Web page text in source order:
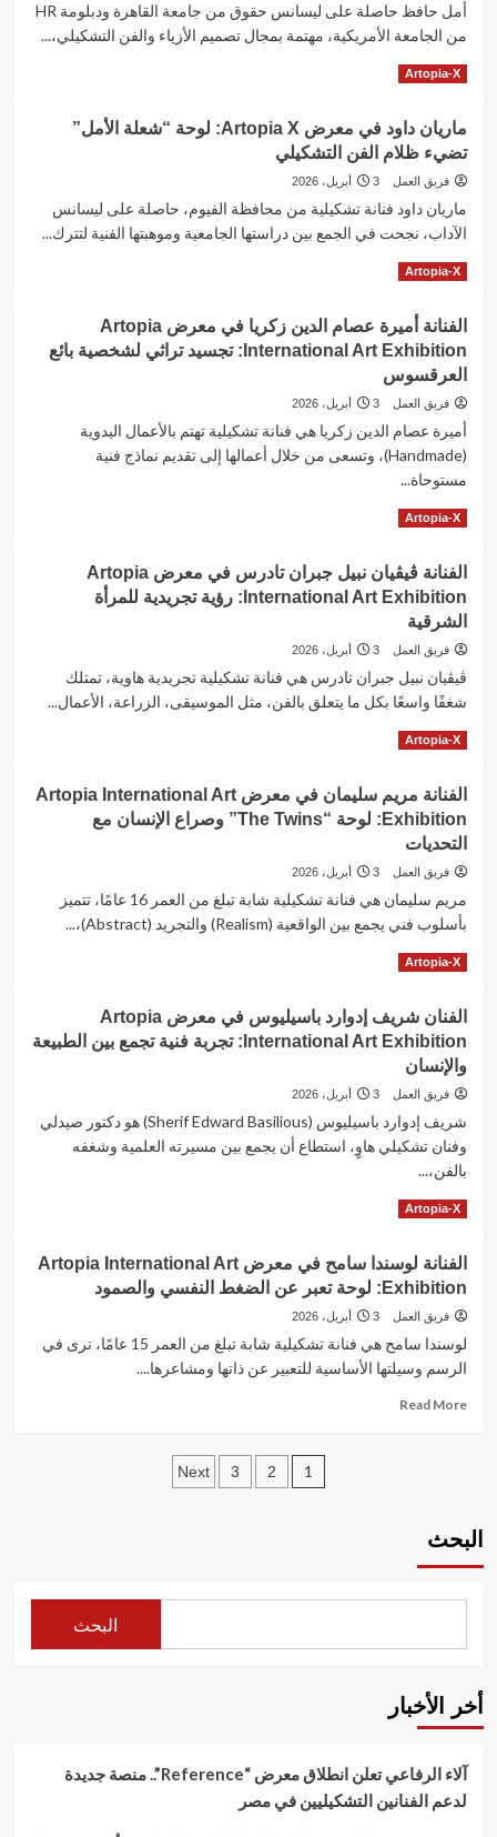
Artopia
X:
لوحة
“سيكو-
وتجسيد
صراعات
الإنسان
الداخلية
بالألوان
الأكريليك
أمل حافظ حاصلة على ليسانس حقوق من جامعة القاهرة ودبلومة HR
من الجامعة الأمريكية، مهتمة بمجال تصميم الأزياء والفن التشكيلي،...
Read More
Read
أمل
حافظ
في
Artopia
X:
فن
الديكور
المزينة
بالألوان
والمعجون
Artopia-X
ماريان داود في معرض Artopia X: لوحة “شعلة الأمل”
تضيء ظلام الفن التشكيلي
فريق العمل 3 أبريل، 2026
ماريان داود فنانة تشكيلية من محافظة الفيوم، حاصلة على ليسانس
الآداب، نجحت في الجمع بين دراستها الجامعية وموهبتها الفنية لتترك...
Read More
Read
ماريان
داود
في
معرض
Artopia
X:
لوحة
الفن
التشكيلي
Artopia-X
الفنانة أميرة عصام الدين زكريا في معرض Artopia
International Art Exhibition: تجسيد تراثي لشخصية بائع
العرقسوس
فريق العمل 3 أبريل، 2026
أميرة عصام الدين زكريا هي فنانة تشكيلية تهتم بالأعمال اليدوية
(Handmade)، وتسعى من خلال أعمالها إلى تقديم نماذج فنية
مستوحاة...
Read More
Read
الفنانة
أميرة
زكريا
في
معرض
Exhibition:
تجسيد
تراثي
بائع
العرقسوس
Artopia-X
الفنانة ڤيڤيان نبيل جبران تادرس في معرض Artopia
International Art Exhibition: رؤية تجريدية للمرأة
الشرقية
فريق العمل 3 أبريل، 2026
ڤيڤيان نبيل جبران تادرس هي فنانة تشكيلية تجريدية هاوية، تمتلك
شغفًا واسعًا بكل ما يتعلق بالفن، مثل الموسيقى، الزراعة، الأعمال...
Read More
Read
الفنانة
ڤيڤيان
جبران
تادرس
في
معرض
رؤية
تجريدية
الشرقية
Artopia-X
الفنانة مريم سليمان في معرض Artopia International Art
Exhibition: لوحة “The Twins” وصراع الإنسان مع
التحديات
فريق العمل 3 أبريل، 2026
مريم سليمان هي فنانة تشكيلية شابة تبلغ من العمر 16 عامًا، تتميز
بأسلوب فني يجمع بين الواقعية (Realism) والتجريد (Abstract)،...
Read More
Read
الفنانة
مريم
معرض
Artopia
International
وصراع
الإنسان
مع
التحديات
Artopia-X
الفنان شريف إدوارد باسيليوس في معرض Artopia
International Art Exhibition: تجربة فنية تجمع بين الطبيعة
والإنسان
فريق العمل 3 أبريل، 2026
شريف إدوارد باسيليوس (Sherif Edward Basilious) هو دكتور صيدلي
وفنان تشكيلي هاوٍ، استطاع أن يجمع بين مسيرته العلمية وشغفه
بالفن،...
Read More
Read
الفنان
شريف
إدوارد
في
معرض
Artopia-X
الفنانة لوسندا سامح في معرض Artopia International Art
Exhibition: لوحة تعبر عن الضغط النفسي والصمود
فريق العمل 3 أبريل، 2026
لوسندا سامح هي فنانة تشكيلية شابة تبلغ من العمر 15 عامًا، ترى في
الرسم وسيلتها الأساسية للتعبير عن ذاتها ومشاعرها....
Read More
لوحة
الضغط
تعدد
1
2
3
Next
البحث
البحث
أخر الأخبار
آلاء الرفاعي تعلن انطلاق معرض “Reference”.. منصة جديدة
لدعم الفنانين التشكيليين في مصر